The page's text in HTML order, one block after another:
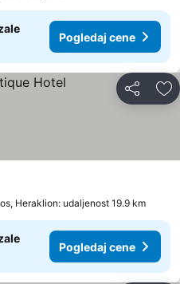
Pogledaj cene
Deli
cene
Heraklion: udaljenost 19.9 km
Pogledaj cene